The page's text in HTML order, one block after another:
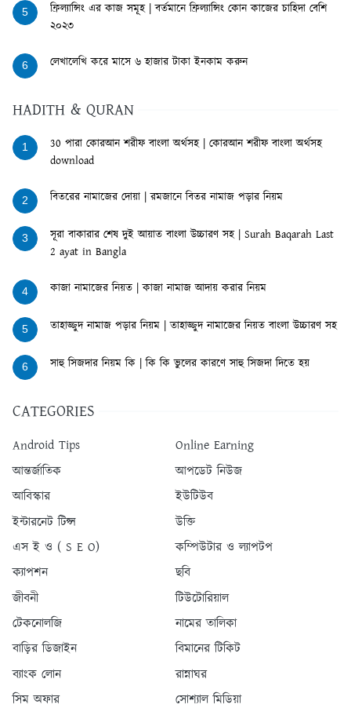
5
ফ্রিল্যান্সিং এর কাজ সমূহ | বর্তমানে ফ্রিল্যান্সিং কোন কাজের চাহিদা বেশি
২০২৩
6 লেখালেখি করে মাসে ৬ হাজার টাকা ইনকাম করুন
HADITH & QURAN
1
30 পারা কোরআন শরীফ বাংলা অর্থসহ | কোরআন শরীফ বাংলা অর্থসহ
download
2 বিতরের নামাজের দোয়া | রমজানে বিতর নামাজ পড়ার নিয়ম
3
সূরা বাকারার শেষ দুই আয়াত বাংলা উচ্চারণ সহ | Surah Baqarah Last
2 ayat in Bangla
4 কাজা নামাজের নিয়ত | কাজা নামাজ আদায় করার নিয়ম
5 তাহাজ্জুদ নামাজ পড়ার নিয়ম | তাহাজ্জুদ নামাজের নিয়ত বাংলা উচ্চারণ সহ
6 সাহু সিজদার নিয়ম কি | কি কি ভুলের কারণে সাহু সিজদা দিতে হয়
CATEGORIES
Android Tips
Online Earning
আন্তর্জাতিক
আপডেট নিউজ
আবিস্কার
ইউটিউব
ইন্টারনেট টিপ্স
উক্তি
এস ই ও ( S E O)
কম্পিউটার ও ল্যাপটপ
ক্যাপশন
ছবি
জীবনী
টিউটোরিয়াল
টেকনোলজি
নামের তালিকা
বাড়ির ডিজাইন
বিমানের টিকিট
ব্যাংক লোন
রান্নাঘর
সিম অফার
সোশ্যাল মিডিয়া